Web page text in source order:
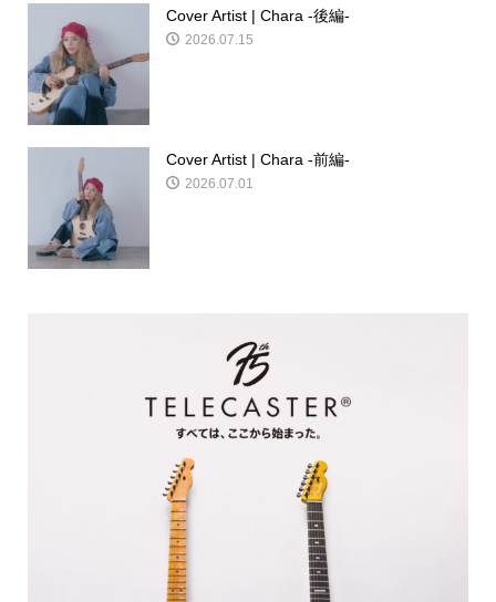
Cover Artist | Chara -後編-
2026.07.15
Cover Artist | Chara -前編-
2026.07.01